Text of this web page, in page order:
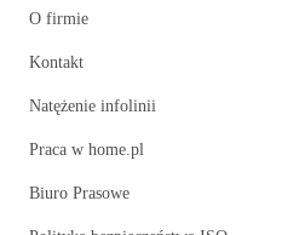
O firmie
Kontakt
Natężenie infolinii
Praca w home.pl
Biuro Prasowe